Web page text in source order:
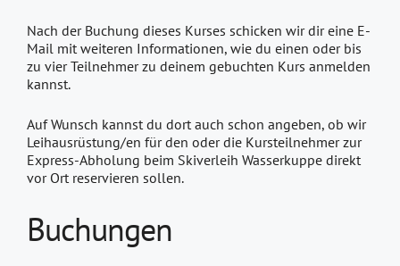
Nach der Buchung dieses Kurses schicken wir dir eine E-
Mail mit weiteren Informationen, wie du einen oder bis
zu vier Teilnehmer zu deinem gebuchten Kurs anmelden
kannst.
Auf Wunsch kannst du dort auch schon angeben, ob wir
Leihausrüstung/en für den oder die Kursteilnehmer zur
Express-Abholung beim Skiverleih Wasserkuppe direkt
vor Ort reservieren sollen.
Buchungen